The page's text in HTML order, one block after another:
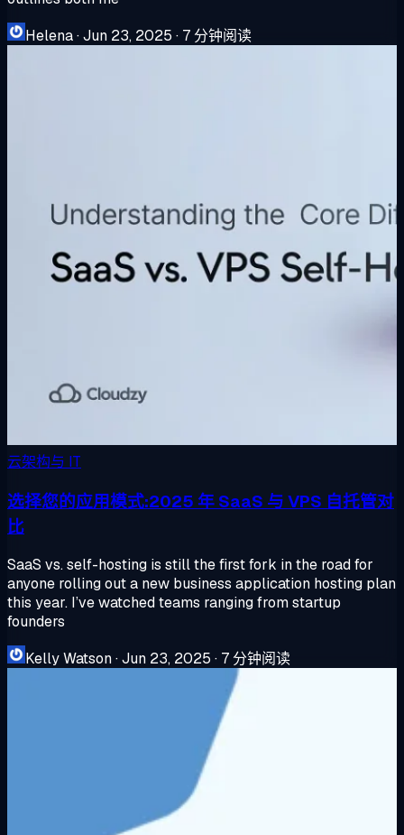
Helena·Jun 23, 2025 · 7 分钟阅读
云架构与 IT
选择您的应用模式:2025 年 SaaS 与 VPS 自托管对
比
SaaS vs. self-hosting is still the first fork in the road for
anyone rolling out a new business application hosting plan
this year. I’ve watched teams ranging from startup
founders
Kelly Watson·Jun 23, 2025 · 7 分钟阅读